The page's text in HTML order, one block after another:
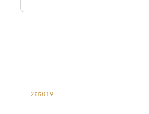
255019